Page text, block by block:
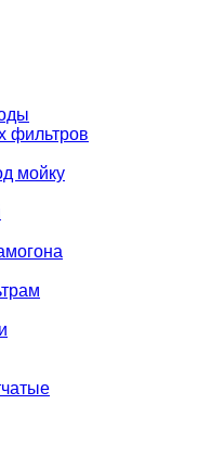
фильтров
мойку